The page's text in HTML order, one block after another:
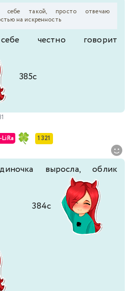
такой, просто отвечаю
на искренность
честно говорит
385с
1 321
выросла, облик
384с